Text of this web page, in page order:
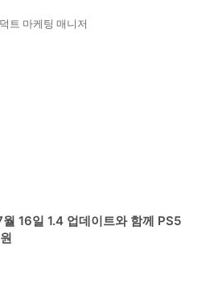
트 마케팅 매니저
월 16일 1.4 업데이트와 함께 PS5